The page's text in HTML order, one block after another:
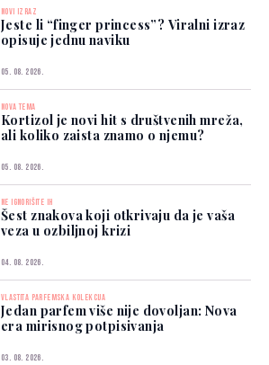
NOVI IZRAZ
Jeste li “finger princess”? Viralni izraz
opisuje jednu naviku
05. 08. 2026.
NOVA TEMA
Kortizol je novi hit s društvenih mreža,
ali koliko zaista znamo o njemu?
05. 08. 2026.
NE IGNORIŠITE IH
Šest znakova koji otkrivaju da je vaša
veza u ozbiljnoj krizi
04. 08. 2026.
VLASTITA PARFEMSKA KOLEKCIJA
Jedan parfem više nije dovoljan: Nova
era mirisnog potpisivanja
03. 08. 2026.